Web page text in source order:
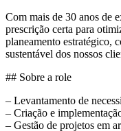
Com mais de 30 anos de
prescrição certa para
planeamento estratégico,
sustentável dos nossos
## Sobre a role
– Levantamento de
– Criação e
– Gestão de projetos em